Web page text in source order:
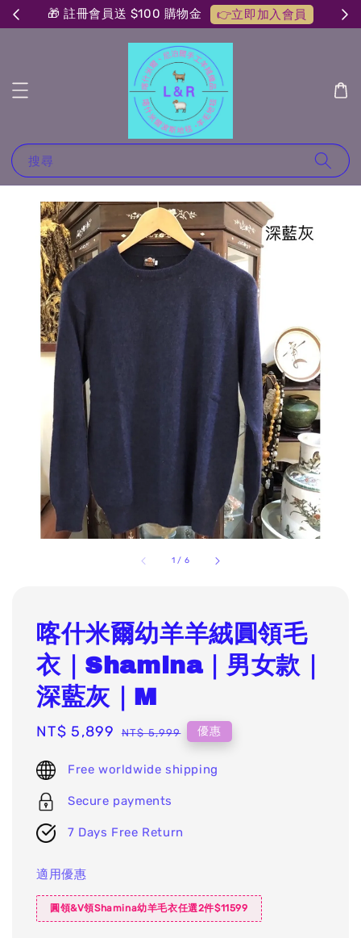
🎁 註冊會員送 $100 購物金 👉立即加入會員
搜尋
1 / 6
喀什米爾幼羊羊絨圓領毛
衣｜Shamina｜男女款｜
深藍灰｜M
Sale
NT$ 5,899 Regular
NT$ 5,999 優惠
Free worldwide shipping
Secure payments
7 Days Free Return
適用優惠
圓領&V領Shamina幼羊毛衣任選2件$11599